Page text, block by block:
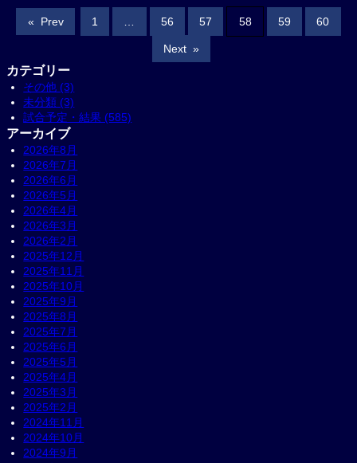
« Prev 1 56 57 58 59 60
Next »
カテゴリー
その他 (3)
未分類 (3)
試合予定・結果 (585)
アーカイブ
2026年8月
2026年7月
2026年6月
2026年5月
2026年4月
2026年3月
2026年2月
2025年12月
2025年11月
2025年10月
2025年9月
2025年8月
2025年7月
2025年6月
2025年5月
2025年4月
2025年3月
2025年2月
2024年11月
2024年10月
2024年9月